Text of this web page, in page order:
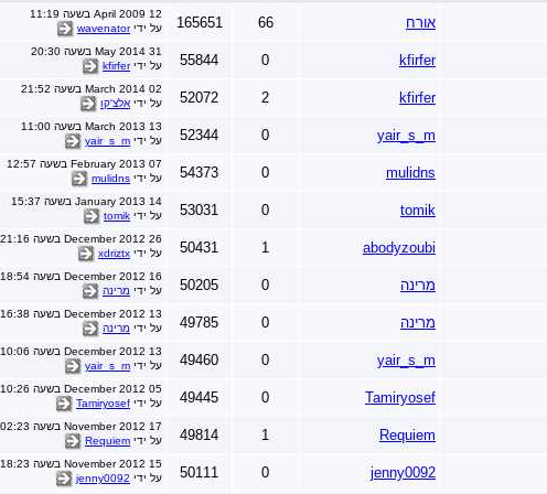
אורח 66
165651
12 April 2009 בשעה 11:19
על ידיwavenator
kfirfer
0
55844
31 May 2014 בשעה 20:30
על ידיkfirfer
kfirfer
2
52072
02 March 2014 בשעה 21:52
על ידי אלצ'קו
yair_s_m
0
52344
13 March 2013 בשעה 11:00
על ידי yair_s_m
mulidns
0
54373
07 February 2013 בשעה 12:57
על ידי mulidns
tomik
0
53031
14 January 2013 בשעה 15:37
על ידי tomik
abodyzoubi
1
50431
26 December 2012 בשעה 21:16
על ידי xdriztx
מרינה 0
50205
16 December 2012 בשעה 18:54
על ידי מרינה
מרינה 0
49785
13 December 2012 בשעה 16:38
על ידי מרינה
yair_s_m
0
49460
13 December 2012 בשעה 10:06
על ידי yair_s_m
Tamiryosef
0
49445
05 December 2012 בשעה 10:26
על ידי Tamiryosef
Requiem
1
49814
17 November 2012 בשעה 02:23
על ידי Requiem
jenny0092
0
50111
15 November 2012 בשעה 18:23
על ידי jenny0092